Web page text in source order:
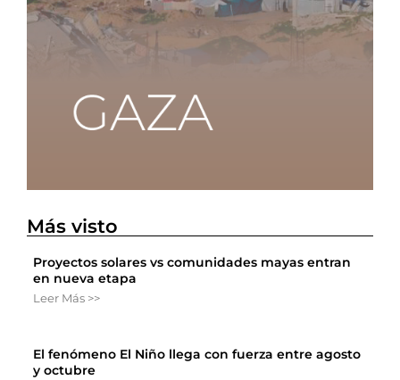
Más visto
Proyectos solares vs comunidades mayas entran
en nueva etapa
Leer Más >>
El fenómeno El Niño llega con fuerza entre agosto
y octubre